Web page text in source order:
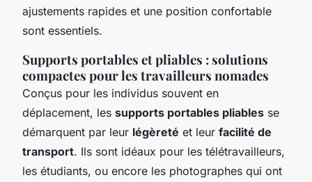
ajustements rapides et une position confortable
sont essentiels.
Supports portables et pliables : solutions
compactes pour les travailleurs nomades
Conçus pour les individus souvent en
déplacement, les supports portables pliables se
démarquent par leur légèreté et leur facilité de
transport. Ils sont idéaux pour les télétravailleurs,
les étudiants, ou encore les photographes qui ont